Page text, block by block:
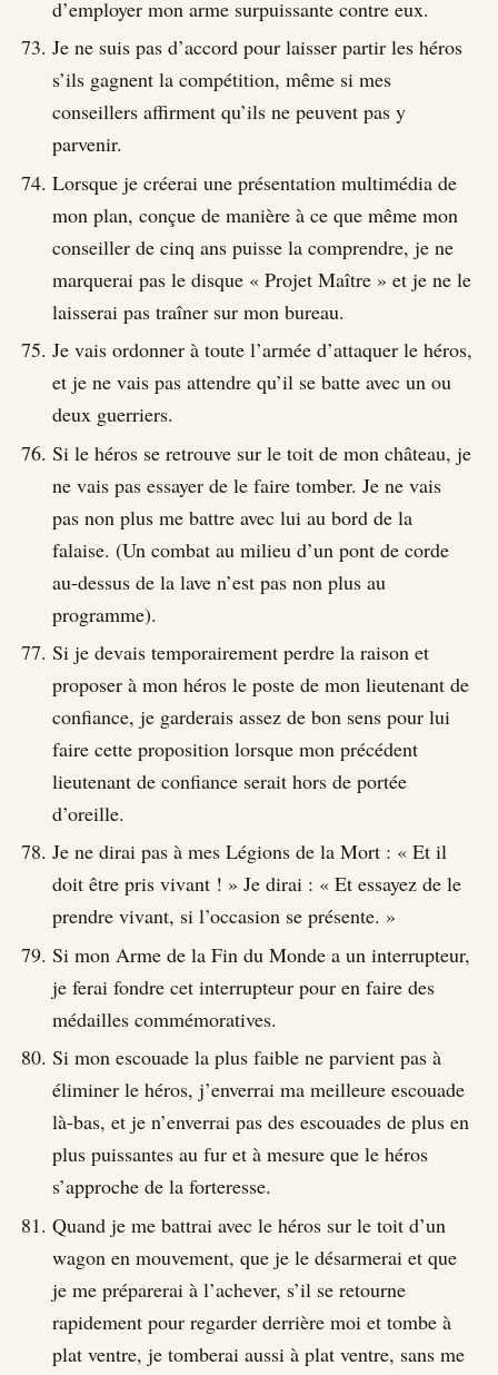
d’employer mon arme surpuissante contre eux.
Je ne suis pas d’accord pour laisser partir les héros
s’ils gagnent la compétition, même si mes
conseillers affirment qu’ils ne peuvent pas y
parvenir.
Lorsque je créerai une présentation multimédia de
mon plan, conçue de manière à ce que même mon
conseiller de cinq ans puisse la comprendre, je ne
marquerai pas le disque « Projet Maître » et je ne le
laisserai pas traîner sur mon bureau.
Je vais ordonner à toute l’armée d’attaquer le héros,
et je ne vais pas attendre qu’il se batte avec un ou
deux guerriers.
Si le héros se retrouve sur le toit de mon château, je
ne vais pas essayer de le faire tomber. Je ne vais
pas non plus me battre avec lui au bord de la
falaise. (Un combat au milieu d’un pont de corde
au-dessus de la lave n’est pas non plus au
programme).
Si je devais temporairement perdre la raison et
proposer à mon héros le poste de mon lieutenant de
confiance, je garderais assez de bon sens pour lui
faire cette proposition lorsque mon précédent
lieutenant de confiance serait hors de portée
d’oreille.
Je ne dirai pas à mes Légions de la Mort : « Et il
doit être pris vivant ! » Je dirai : « Et essayez de le
prendre vivant, si l’occasion se présente. »
Si mon Arme de la Fin du Monde a un interrupteur,
je ferai fondre cet interrupteur pour en faire des
médailles commémoratives.
Si mon escouade la plus faible ne parvient pas à
éliminer le héros, j’enverrai ma meilleure escouade
là-bas, et je n’enverrai pas des escouades de plus en
plus puissantes au fur et à mesure que le héros
s’approche de la forteresse.
Quand je me battrai avec le héros sur le toit d’un
wagon en mouvement, que je le désarmerai et que
je me préparerai à l’achever, s’il se retourne
rapidement pour regarder derrière moi et tombe à
plat ventre, je tomberai aussi à plat ventre, sans me